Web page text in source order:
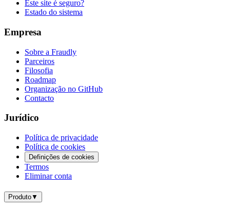
Este site é seguro?
Estado do sistema
Empresa
Sobre a Fraudly
Parceiros
Filosofia
Roadmap
Organização no GitHub
Contacto
Jurídico
Política de privacidade
Política de cookies
Definições de cookies
Termos
Eliminar conta
Produto▼